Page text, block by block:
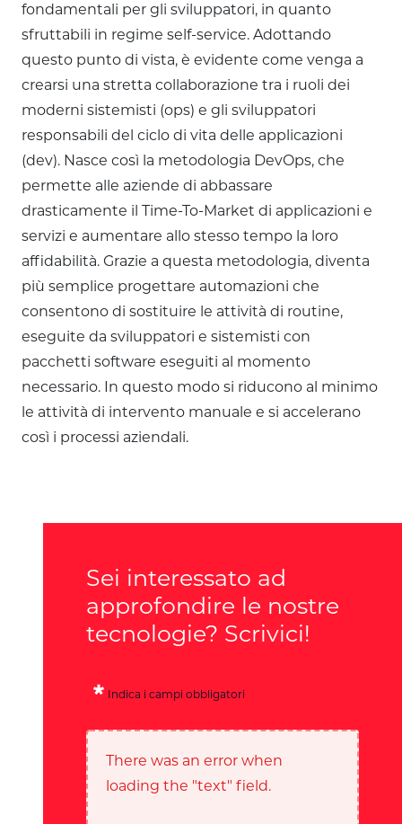
fondamentali per gli sviluppatori, in quanto
sfruttabili in regime self-service. Adottando
questo punto di vista, è evidente come venga a
crearsi una stretta collaborazione tra i ruoli dei
moderni sistemisti (ops) e gli sviluppatori
responsabili del ciclo di vita delle applicazioni
(dev). Nasce così la metodologia DevOps, che
permette alle aziende di abbassare
drasticamente il Time-To-Market di applicazioni e
servizi e aumentare allo stesso tempo la loro
affidabilità. Grazie a questa metodologia, diventa
più semplice progettare automazioni che
consentono di sostituire le attività di routine,
eseguite da sviluppatori e sistemisti con
pacchetti software eseguiti al momento
necessario. In questo modo si riducono al minimo
le attività di intervento manuale e si accelerano
così i processi aziendali.
Sei interessato ad
approfondire le nostre
tecnologie? Scrivici!
Indica i campi obbligatori
There was an error when
loading the "text" field.